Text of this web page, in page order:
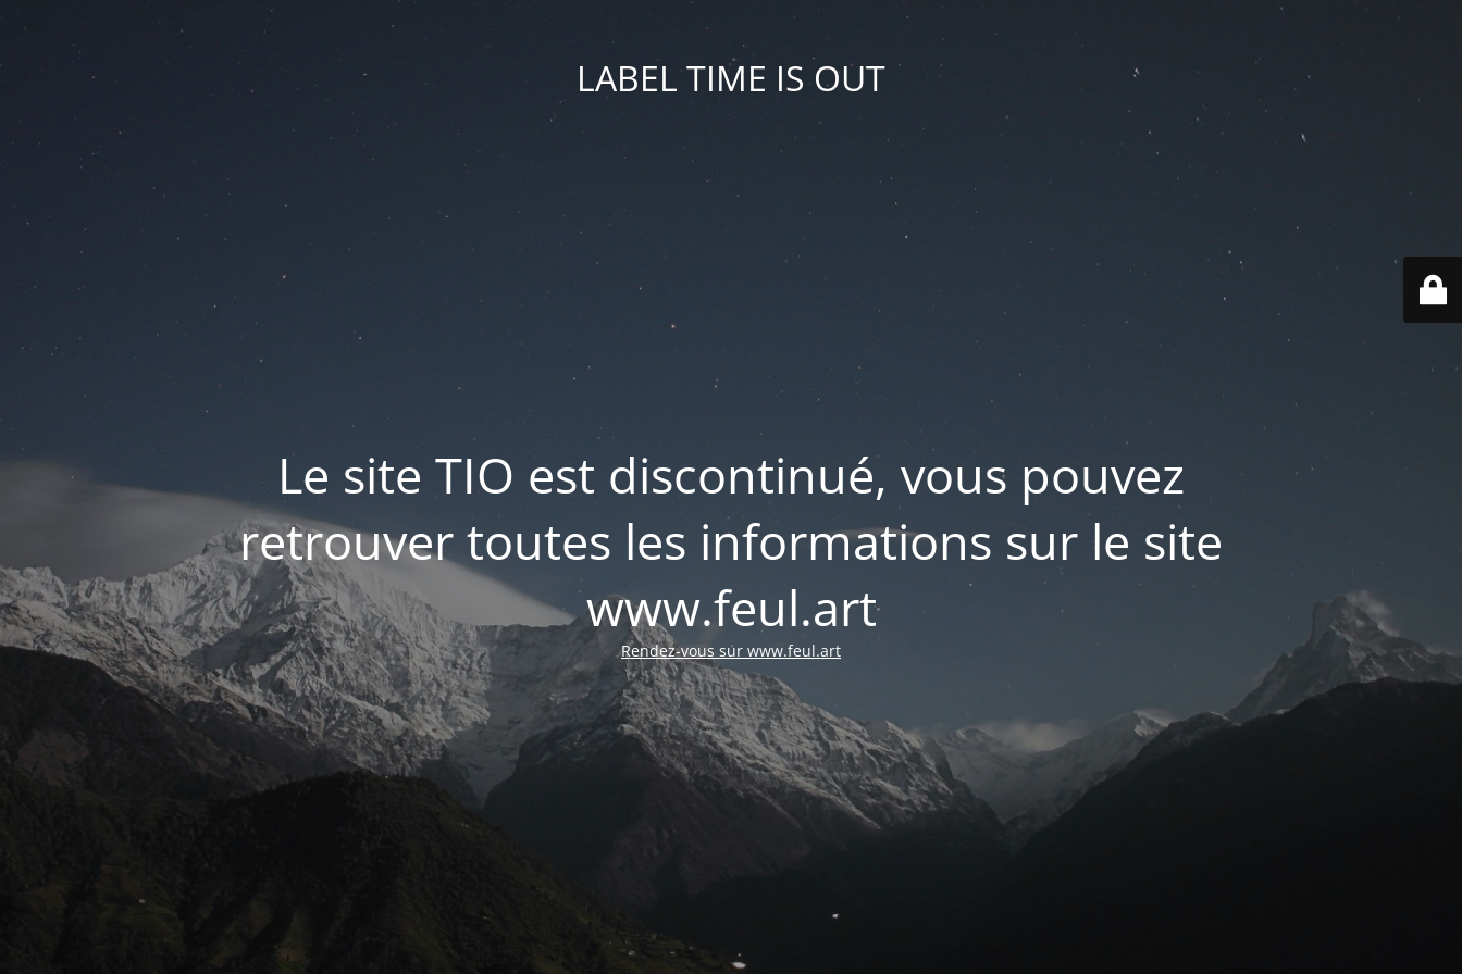
LABEL TIME IS OUT
Le site TIO est discontinué, vous pouvez
retrouver toutes les informations sur le site
www.feul.art
Rendez-vous sur www.feul.art